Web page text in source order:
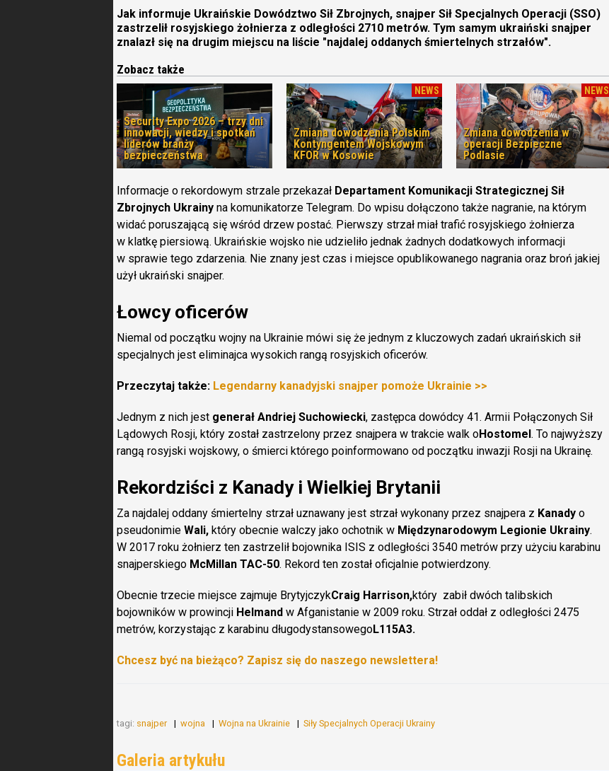
Jak informuje Ukraińskie Dowództwo Sił Zbrojnych, snajper Sił Specjalnych Operacji (SSO)
zastrzelił rosyjskiego żołnierza z odległości 2710 metrów. Tym samym ukraiński snajper
znalazł się na drugim miejscu na liście "najdalej oddanych śmiertelnych strzałów".
Zobacz także
Security Expo 2026 – trzy dni
innowacji, wiedzy i spotkań
liderów branży
bezpieczeństwa
NEWS
Zmiana dowodzenia Polskim
Kontyngentem Wojskowym
KFOR w Kosowie
NEWS
Zmiana dowodzenia w
operacji Bezpieczne
Podlasie
Informacje o rekordowym strzale przekazał Departament Komunikacji Strategicznej Sił
Zbrojnych Ukrainy na komunikatorze Telegram. Do wpisu dołączono także nagranie, na którym
widać poruszającą się wśród drzew postać. Pierwszy strzał miał trafić rosyjskiego żołnierza
w klatkę piersiową. Ukraińskie wojsko nie udzieliło jednak żadnych dodatkowych informacji
w sprawie tego zdarzenia. Nie znany jest czas i miejsce opublikowanego nagrania oraz broń jakiej
użył ukraiński snajper.
Łowcy oficerów
Niemal od początku wojny na Ukrainie mówi się że jednym z kluczowych zadań ukraińskich sił
specjalnych jest eliminajca wysokich rangą rosyjskich oficerów.
Przeczytaj także: Legendarny kanadyjski snajper pomoże Ukrainie >>
Jednym z nich jest generał Andriej Suchowiecki, zastępca dowódcy 41. Armii Połączonych Sił
Lądowych Rosji, który został zastrzelony przez snajpera w trakcie walk oHostomel. To najwyższy
rangą rosyjski wojskowy, o śmierci którego poinformowano od początku inwazji Rosji na Ukrainę.
Rekordziści z Kanady i Wielkiej Brytanii
Za najdalej oddany śmiertelny strzał uznawany jest strzał wykonany przez snajpera z Kanady o
pseudonimie Wali, który obecnie walczy jako ochotnik w Międzynarodowym Legionie Ukrainy.
W 2017 roku żołnierz ten zastrzelił bojownika ISIS z odległości 3540 metrów przy użyciu karabinu
snajperskiego McMillan TAC-50. Rekord ten został oficjalnie potwierdzony.
Obecnie trzecie miejsce zajmuje BrytyjczykCraig Harrison,który zabił dwóch talibskich
bojowników w prowincji Helmand w Afganistanie w 2009 roku. Strzał oddał z odległości 2475
metrów, korzystając z karabinu długodystansowegoL115A3.
Chcesz być na bieżąco? Zapisz się do naszego newslettera!
tagi: snajper wojna Wojna na Ukrainie Siły Specjalnych Operacji Ukrainy